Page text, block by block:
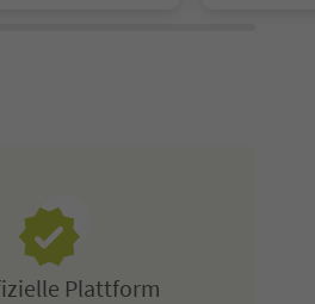
Plattform